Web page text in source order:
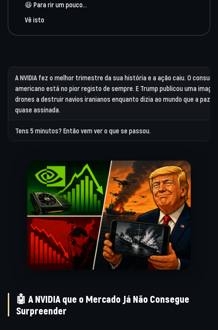
A NVIDIA fez o melhor trimestre da sua história e a ação caiu. O
americano está no pior registo de sempre. E Trump publicou uma
drones a destruir navios iranianos enquanto dizia ao mundo que a paz
quase assinada.
Tens 5 minutos? Então vem ver o que se passou.
🤖 A NVIDIA que o Mercado Já Não Consegue
Surpreender
😆 Para rir um pouco…
Vê isto